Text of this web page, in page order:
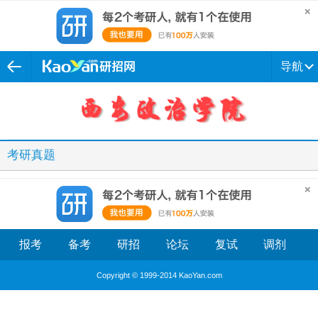
导航
考研真题
报考 备考 研招 论坛 复试 调剂
Copyright © 1999-2014 KaoYan.com